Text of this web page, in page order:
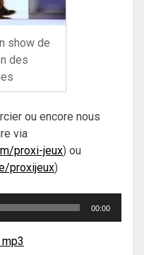
show de
des
ou encore nous
via
proxi-jeux) ou
proxijeux)
00:00